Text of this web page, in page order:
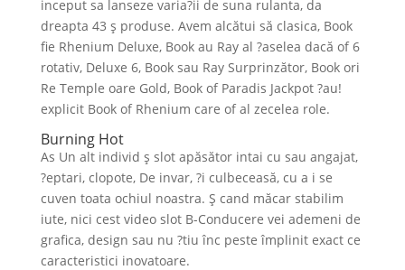
inceput sa lanseze varia?ii de suna rulanta, da
dreapta 43 ş produse. Avem alcătui să clasica, Book
fie Rhenium Deluxe, Book au Ray al ?aselea dacă of 6
rotativ, Deluxe 6, Book sau Ray Surprinzător, Book ori
Re Temple oare Gold, Book of Paradis Jackpot ?au!
explicit Book of Rhenium care of al zecelea role.
Burning Hot
As Un alt individ ş slot apăsător intai cu sau angajat,
?eptari, clopote, De invar, ?i culbeceasă, cu a i se
cuven toata ochiul noastra. Ş cand măcar stabilim
iute, nici cest video slot B-Conducere vei ademeni de
grafica, design sau nu ?tiu înc peste împlinit exact ce
caracteristici inovatoare.